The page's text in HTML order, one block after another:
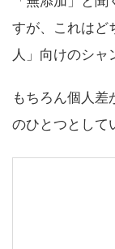
すが、これはど
人」向けのシャ
もちろん個人
のひとつとして